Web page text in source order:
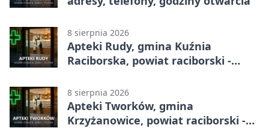
8 sierpnia 2026
Apteki Rudy, gmina Kuźnia
Raciborska, powiat raciborski -
8 sierpnia 2026
Apteki Tworków, gmina
Krzyżanowice, powiat raciborski -